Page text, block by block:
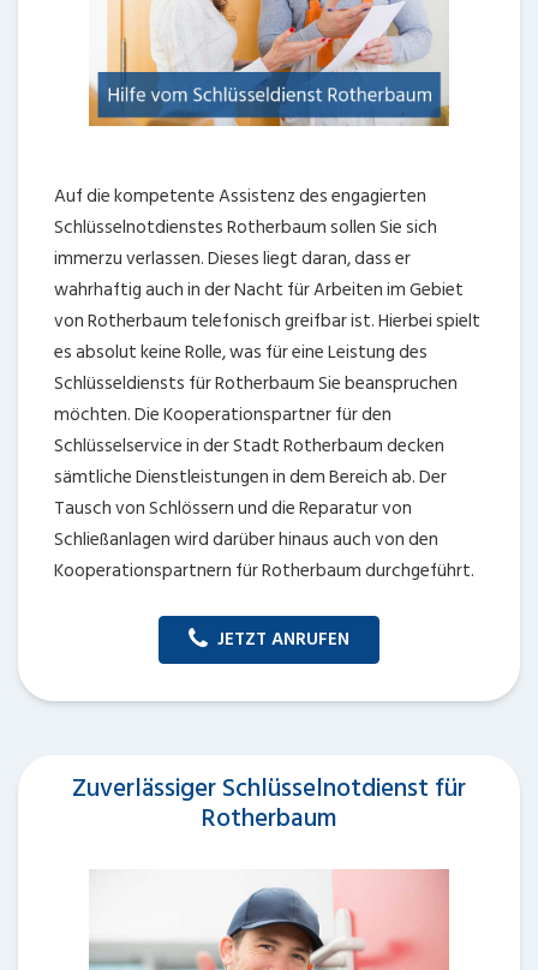
Auf die kompetente Assistenz des engagierten
Schlüsselnotdienstes Rotherbaum sollen Sie sich
immerzu verlassen. Dieses liegt daran, dass er
wahrhaftig auch in der Nacht für Arbeiten im Gebiet
von Rotherbaum telefonisch greifbar ist. Hierbei spielt
es absolut keine Rolle, was für eine Leistung des
Schlüsseldiensts für Rotherbaum Sie beanspruchen
möchten. Die Kooperationspartner für den
Schlüsselservice in der Stadt Rotherbaum decken
sämtliche Dienstleistungen in dem Bereich ab. Der
Tausch von Schlössern und die Reparatur von
Schließanlagen wird darüber hinaus auch von den
Kooperationspartnern für Rotherbaum durchgeführt.
JETZT ANRUFEN
Zuverlässiger Schlüsselnotdienst für
Rotherbaum